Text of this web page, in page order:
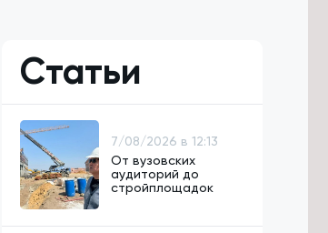
Статьи
7/08/2026 в 12:13
От вузовских
аудиторий до
стройплощадок